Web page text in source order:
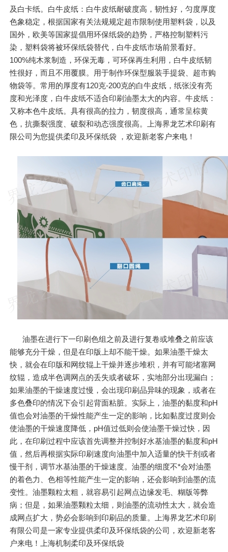
及白卡纸。白牛皮纸：白牛皮纸耐破度高，韧性好，匀度厚度
色象稳定，根据国家有关法规规定超市限制使用塑料袋，以及
国外，欧美等国家提倡用环保纸袋的趋势，严格控制塑料污
染，塑料袋将被环保纸袋替代，白牛皮纸市场前景看好。
100%纯木浆制造，环保无毒，可环保再生利用，白牛皮纸韧
性很好，而且不用覆膜。用于制作环保型服装手提袋、超市购
物袋等。常用的厚度有120克-200克的白牛皮纸，纸张没有亮
度和光泽度，白牛皮纸不适合印刷油墨太大的内容。牛皮纸：
又称本色牛皮纸。具有很高的拉力，韧度很高，通常呈棕黄
色，抗撕裂强度、破裂和动态强度很高。上海界龙艺术印刷有
限公司为您提供柔印及环保纸袋 ，欢迎新老客户来电！
油墨在进行下一印刷色组之前及进行复卷或堆叠之前应该
能够充分干燥，但是在印版上却不能干燥。如果油墨干燥太
快，就会在印版和网纹辊上干燥并逐步堆积，并有可能堵塞网
纹辊，造成半色调网点的丢失或者破坏，实地部分出现漏白；
如果油墨的干燥速度过慢，会出现印刷品异味的现象，或者在
多色叠印的情况下会引起背面粘脏。实际上，油墨的黏度和pH
值也会对油墨的干燥性能产生一定的影响，比如黏度过度则会
使油墨的干燥速度降低，pH值过低则会使油墨干燥过快，因
此，在印刷过程中应该首先调整并控制好水基油墨的黏度和pH
值，然后再根据实际印刷速度向油墨中加入适量的快干剂或者
慢干剂，调节水基油墨的干燥速度。油墨的细度不*会对油墨
的着色力、色相等性能产生一定的影响，还会影响到油墨的流
变性。油墨颗粒太粗，就容易引起网点边缘发毛、糊版等弊
病；但是，如果油墨颗粒太细，则油墨的流动性太大，就会造
成网点扩大，势必会影响到印刷品的质量。上海界龙艺术印刷
有限公司是一家专业提供柔印及环保纸袋的公司，欢迎新老客
户来电！上海机制柔印及环保纸袋